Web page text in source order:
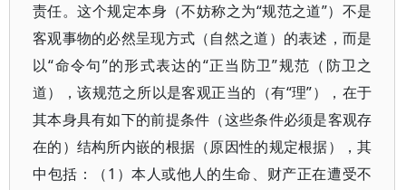
责任。这个规定本身（不妨称之为“规范之道”）不是
客观事物的必然呈现方式（自然之道）的表述，而是
以“命令句”的形式表达的“正当防卫”规范（防卫之
道），该规范之所以是客观正当的（有“理”），在于
其本身具有如下的前提条件（这些条件必须是客观存
在的）结构所内嵌的根据（原因性的规定根据），其
中包括：（1）本人或他人的生命、财产正在遭受不